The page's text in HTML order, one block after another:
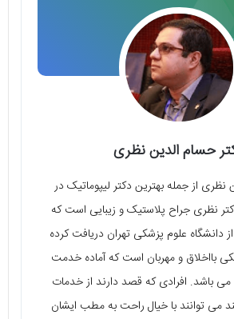
حسام الدین نظری
نظری از جمله بهترین دکتر لیپوماتیک در
نظری جراح پلاستیک و زیبایی است که
دانشگاه علوم پزشکی تهران دریافت کرده
بااخلاق و مهربان است که آماده خدمت
می باشد. افرادی که قصد دارند از خدمات
می توانند با خیال راحت به مطب ایشان